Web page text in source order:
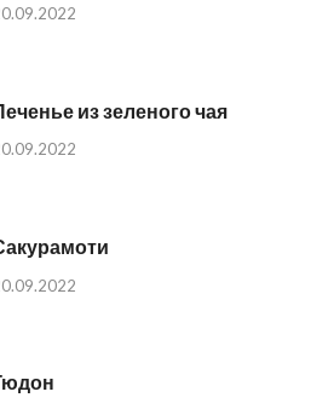
из зеленого чая